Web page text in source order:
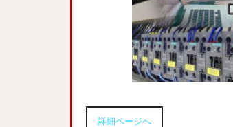
詳細ページへ